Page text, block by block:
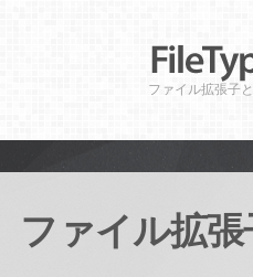
ファイル拡張子
ファイル拡張